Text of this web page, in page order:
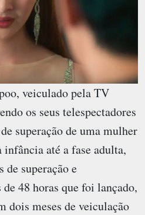
veiculado pela TV
os seus telespectadores
superação de uma mulher
infância até a fase adulta,
de superação e
48 horas que foi lançado,
dois meses de veiculação